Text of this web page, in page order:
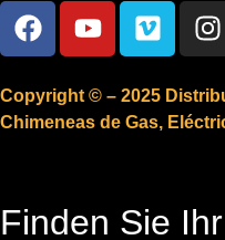
Copyright © – 2025
Chimeneas de Gas,
Finden Sie